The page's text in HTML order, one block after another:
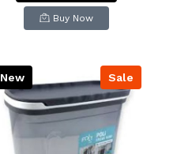
Buy Now
Sale
New